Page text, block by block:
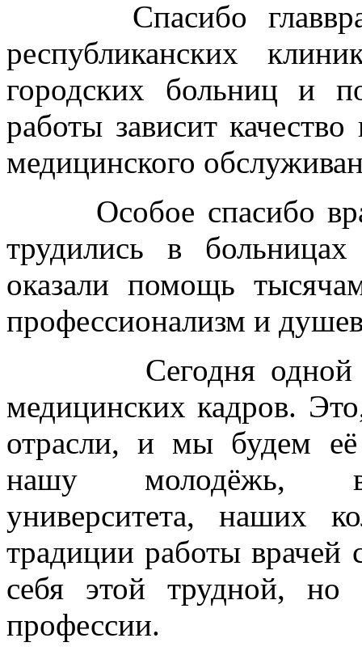
Спасибо
республиканских
городских больниц и
работы зависит
медицинского
Особое спасибо
трудились в
оказали помощь
профессионализм и
Сегодня одной из
медицинских кадров.
отрасли, и мы будем
нашу молодёжь,
университета, наших
традиции работы врачей
себя этой трудной, но
профессии.